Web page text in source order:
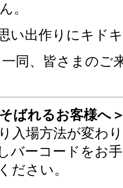
。
い出作りにキド
同、皆さまのご
ばれるお客様へ
入場方法が変わ
バーコードをお
ださい。